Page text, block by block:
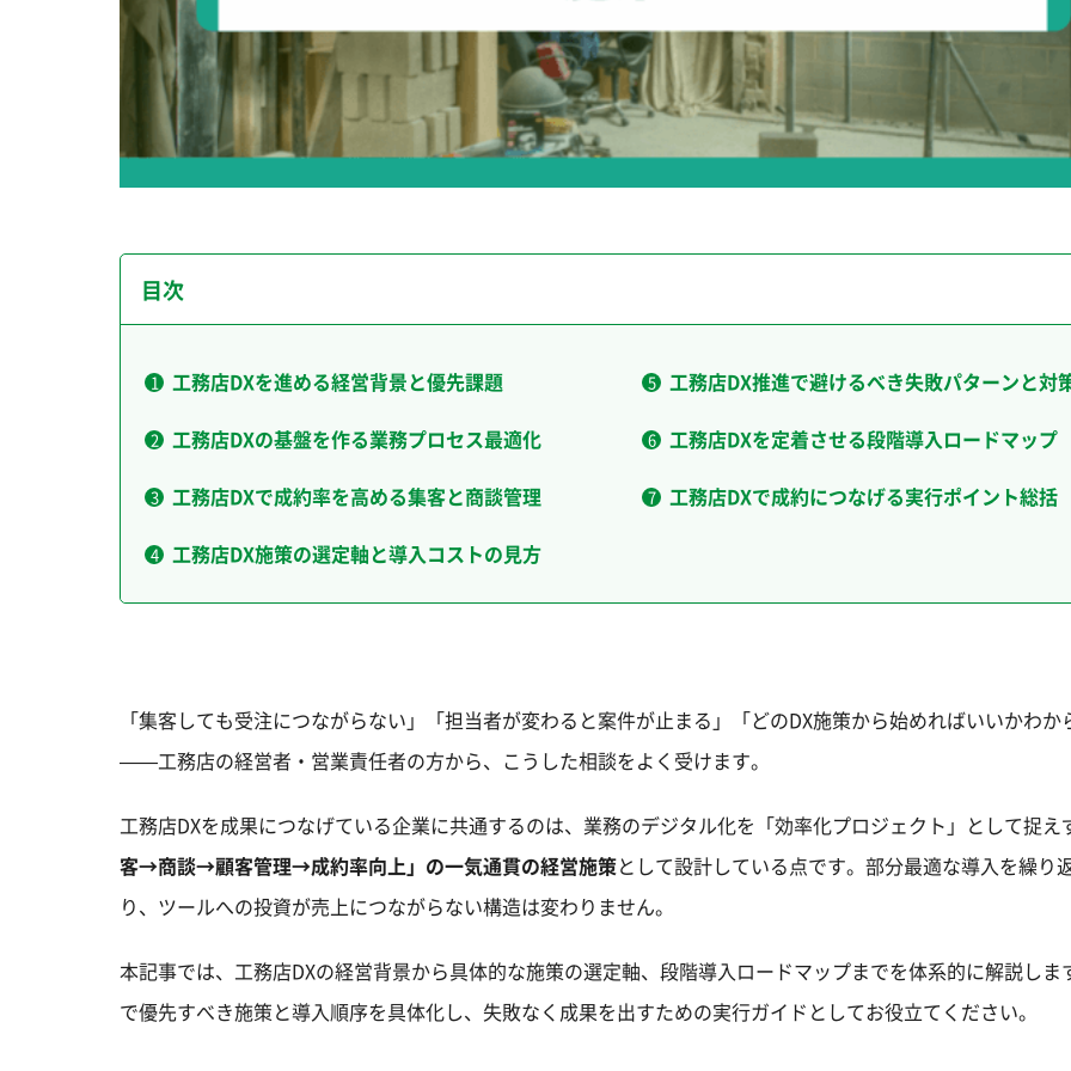
目次
工務店DXを進める経営背景と優先課題
工務店DXの基盤を作る業務プロセス最適化
工務店DXで成約率を高める集客と商談管理
工務店DX施策の選定軸と導入コストの見方
工務店DX推進で避けるべき失敗パターンと対
工務店DXを定着させる段階導入ロードマップ
工務店DXで成約につなげる実行ポイント総括
「集客しても受注につながらない」「担当者が変わると案件が止まる」「どのDX施策から始めればいいかわか
——工務店の経営者・営業責任者の方から、こうした相談をよく受けます。
工務店DXを成果につなげている企業に共通するのは、業務のデジタル化を「効率化プロジェクト」として捉え
客→商談→顧客管理→成約率向上」の一気通貫の経営施策として設計している点です。部分最適な導入を繰り
り、ツールへの投資が売上につながらない構造は変わりません。
本記事では、工務店DXの経営背景から具体的な施策の選定軸、段階導入ロードマップまでを体系的に解説しま
で優先すべき施策と導入順序を具体化し、失敗なく成果を出すための実行ガイドとしてお役立てください。